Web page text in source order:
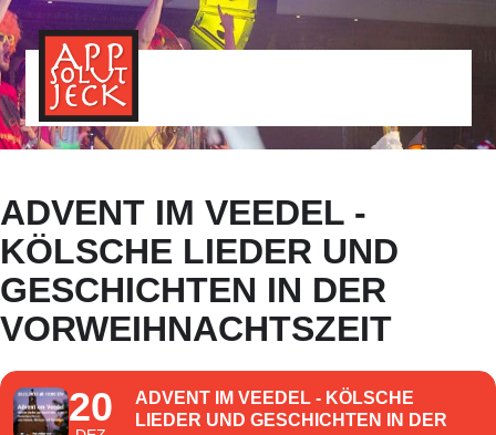
ADVENT IM VEEDEL -
KÖLSCHE LIEDER UND
GESCHICHTEN IN DER
VORWEIHNACHTSZEIT
20
ADVENT IM VEEDEL - KÖLSCHE
LIEDER UND GESCHICHTEN IN DER